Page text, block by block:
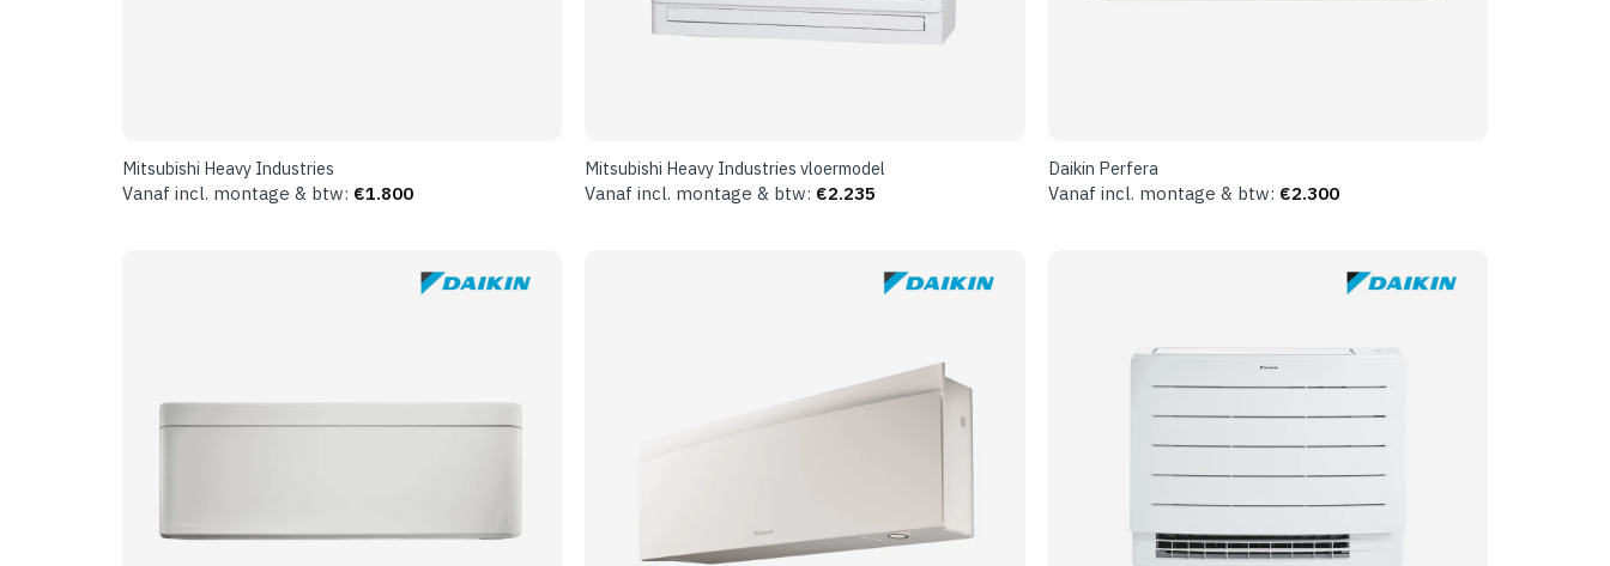
Mitsubishi Heavy Industries
Vanaf incl. montage & btw: €1.800
Mitsubishi Heavy Industries vloermodel
Vanaf incl. montage & btw: €2.235
Daikin Perfera
Vanaf incl. montage & btw: €2.300